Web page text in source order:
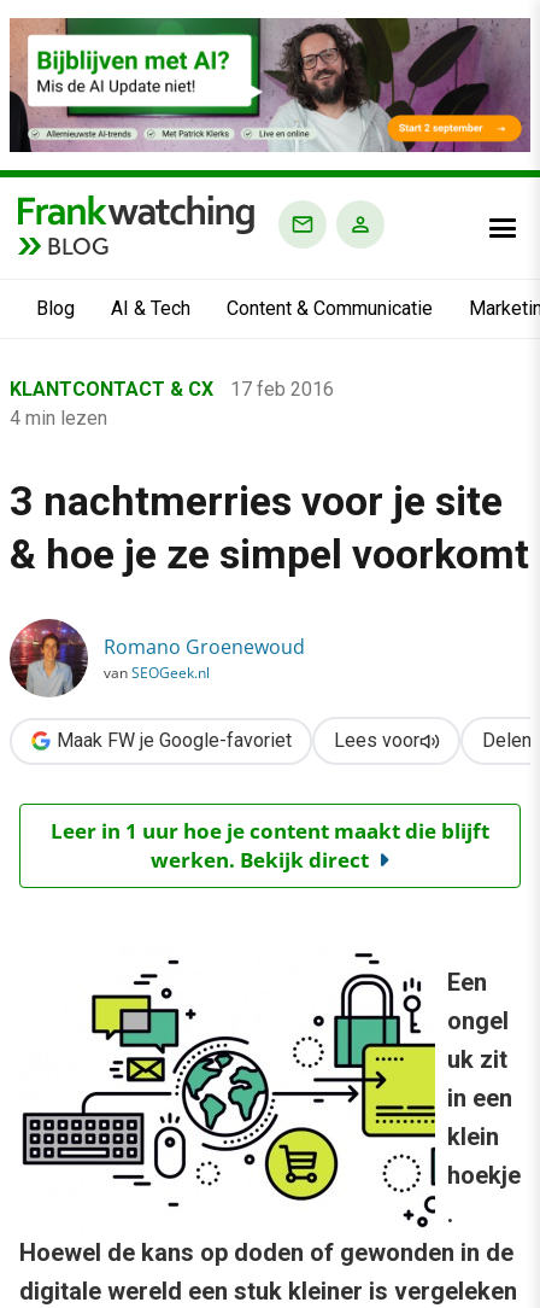
BLOG
Blog AI & Tech Content & Communicatie
›
Klantcontact & CX
›
KLANTCONTACT & CX
17 feb 2016
4 min lezen
3 nachtmerries voor je site
& hoe je ze simpel voorkomt
Romano Groenewoud
vanSEOGeek.nl
Maak FW je Google-favoriet Lees voor Delen
Leer in 1 uur hoe je content maakt die blijft
werken. Bekijk direct
Een
ongel
uk zit
in een
klein
hoekje
.
Hoewel de kans op doden of gewonden in de
digitale wereld een stuk kleiner is vergeleken